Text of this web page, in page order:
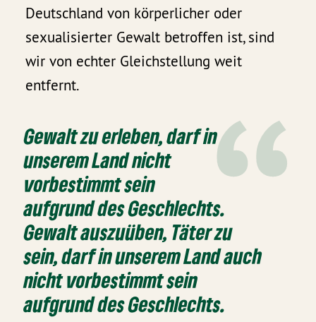
Deutschland von körperlicher oder
sexualisierter Gewalt betroffen ist, sind
wir von echter Gleichstellung weit
entfernt.
Gewalt zu erleben, darf in
unserem Land nicht
vorbestimmt sein
aufgrund des Geschlechts.
Gewalt auszuüben, Täter zu
sein, darf in unserem Land auch
nicht vorbestimmt sein
aufgrund des Geschlechts.